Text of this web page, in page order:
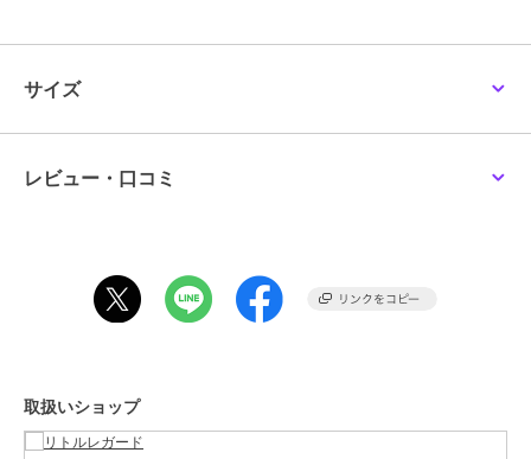
素材
ダイキャスト製
サイズ
レビュー・口コミ
取扱いショップ